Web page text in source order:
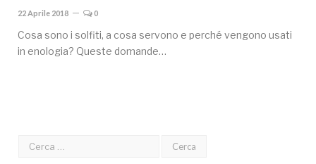
22 Aprile 2018 0
Cosa sono i solfiti, a cosa servono e perché vengono usati
in enologia? Queste domande…